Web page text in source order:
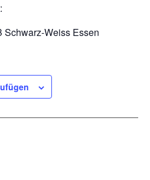
Schwarz-Weiss Essen